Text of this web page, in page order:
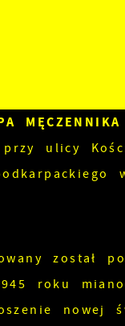
ulicy
został
roku
nowej